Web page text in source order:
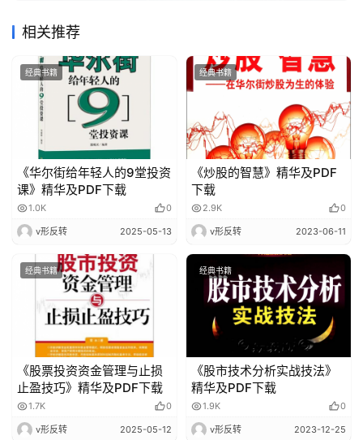
相关推荐
经典书籍
《华尔街给年轻人的9堂投资
课》精华及PDF下载
1.0K 0
v形反转 2025-05-13
经典书籍
《炒股的智慧》精华及PDF
下载
2.9K 0
v形反转 2023-06-11
经典书籍
《股票投资资金管理与止损
止盈技巧》精华及PDF下载
1.7K 0
v形反转 2025-05-12
经典书籍
《股市技术分析实战技法》
精华及PDF下载
1.9K 0
v形反转 2023-12-25